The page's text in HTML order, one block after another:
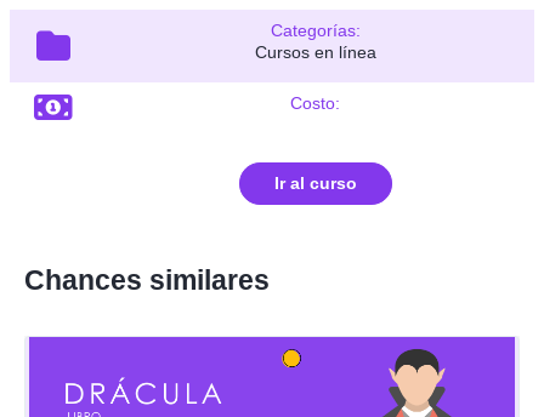
Categorías:
Cursos en línea
Costo:
Ir al curso
Chances similares